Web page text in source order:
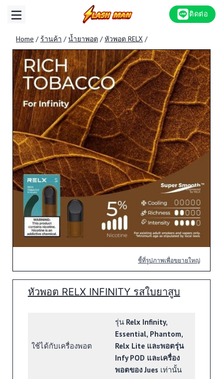
ติดต่อ
Home / ร้านค้า / น้ำยาพอต / หัวพอต RELX /
ชี้ที่รูปภาพเพื่อขยายใหญ่
หัวพอต RELX INFINITY รสใบยาสูบ
ใช้ได้กับเครื่องพอต
รุ่น Relx Infinity,
Essential, Phantom,
Relx Lite และพอตรุ่น
Infy POD และเครื่อง
พอตของ Jues เท่านั้น